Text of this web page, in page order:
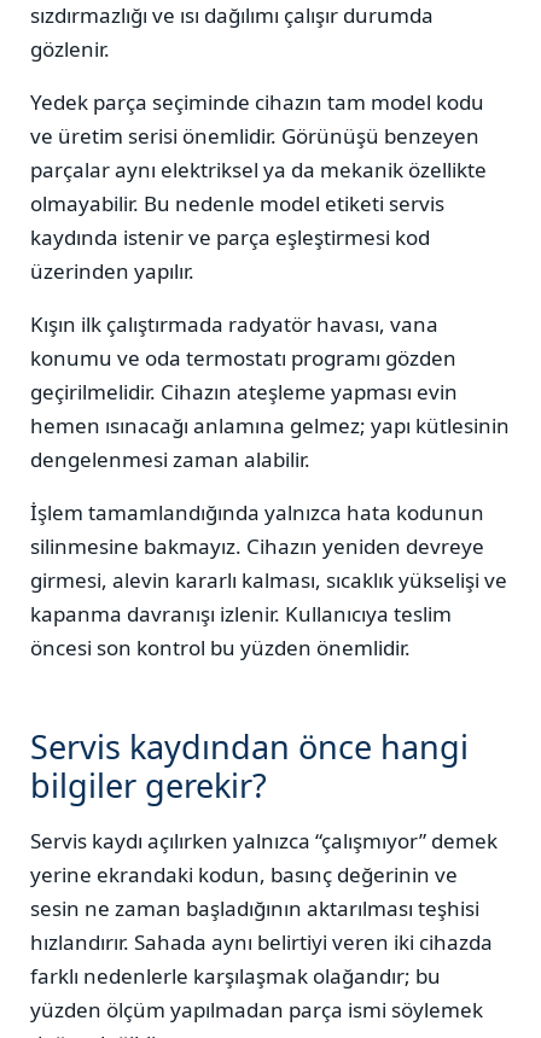
sızdırmazlığı ve ısı dağılımı çalışır durumda
gözlenir.
Yedek parça seçiminde cihazın tam model kodu
ve üretim serisi önemlidir. Görünüşü benzeyen
parçalar aynı elektriksel ya da mekanik özellikte
olmayabilir. Bu nedenle model etiketi servis
kaydında istenir ve parça eşleştirmesi kod
üzerinden yapılır.
Kışın ilk çalıştırmada radyatör havası, vana
konumu ve oda termostatı programı gözden
geçirilmelidir. Cihazın ateşleme yapması evin
hemen ısınacağı anlamına gelmez; yapı kütlesinin
dengelenmesi zaman alabilir.
İşlem tamamlandığında yalnızca hata kodunun
silinmesine bakmayız. Cihazın yeniden devreye
girmesi, alevin kararlı kalması, sıcaklık yükselişi ve
kapanma davranışı izlenir. Kullanıcıya teslim
öncesi son kontrol bu yüzden önemlidir.
Servis kaydından önce hangi
bilgiler gerekir?
Servis kaydı açılırken yalnızca “çalışmıyor” demek
yerine ekrandaki kodun, basınç değerinin ve
sesin ne zaman başladığının aktarılması teşhisi
hızlandırır. Sahada aynı belirtiyi veren iki cihazda
farklı nedenlerle karşılaşmak olağandır; bu
yüzden ölçüm yapılmadan parça ismi söylemek